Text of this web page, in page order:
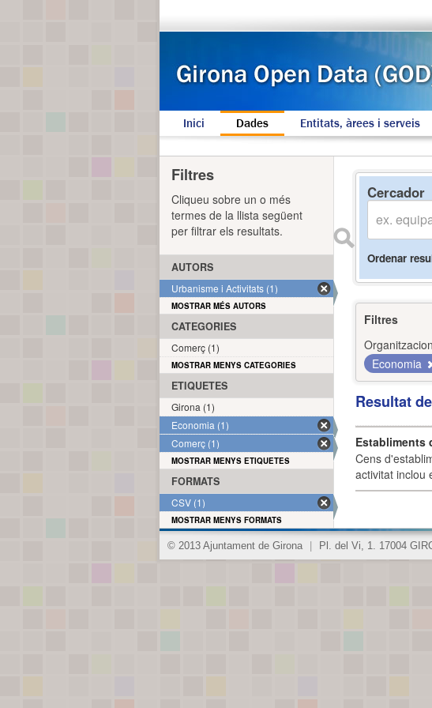
Inici Dades Entitats, àrees i serveis
Cercador
Ordenar
Filtres
Economia
Resultat
Establiments
Cens
activitat inclou
Filtres
Cliqueu sobre un o més
termes de la llista següent
per filtrar els resultats.
AUTORS
Urbanisme i Activitats (1)
MOSTRAR MÉS AUTORS
CATEGORIES
Comerç (1)
MOSTRAR MENYS CATEGORIES
ETIQUETES
Girona (1)
Economia (1)
Comerç (1)
MOSTRAR MENYS ETIQUETES
FORMATS
CSV (1)
MOSTRAR MENYS FORMATS
© 2013 Ajuntament de Girona Pl. del Vi, 1. 17004